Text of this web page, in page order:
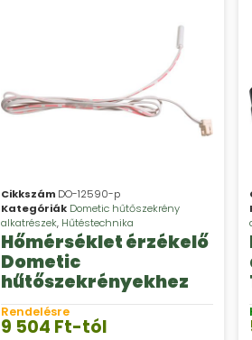
Cikkszám DO-12590-p
Kategóriák Dometic hűtőszekrény
alkatrészek, Hűtéstechnika
Hőmérséklet érzékelő
Dometic
hűtőszekrényekhez
Rendelésre
9 504 Ft-tól